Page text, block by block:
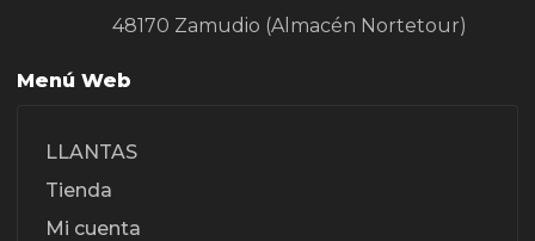
48170 Zamudio (Almacén Nortetour)
Menú Web
LLANTAS
Tienda
Mi cuenta